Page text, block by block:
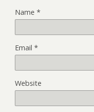
Name *
Email *
Website